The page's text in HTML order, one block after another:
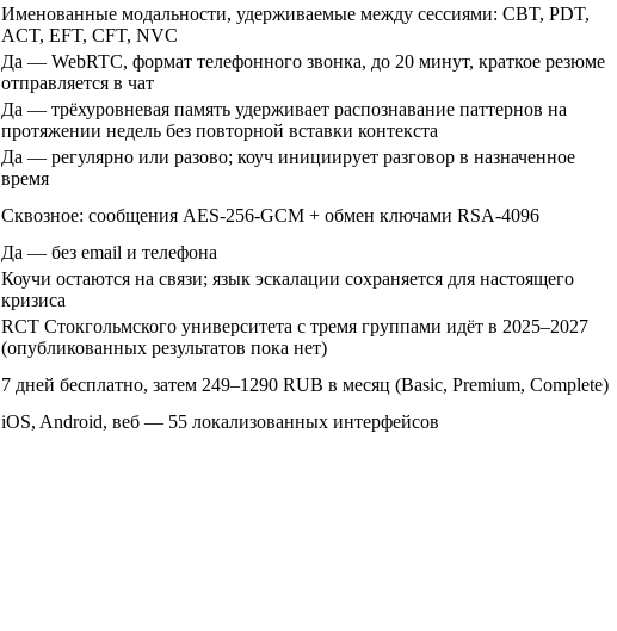
Именованные модальности, удерживаемые между сессиями: CBT, PDT,
ACT, EFT, CFT, NVC
Да — WebRTC, формат телефонного звонка, до 20 минут, краткое резюме
отправляется в чат
Да — трёхуровневая память удерживает распознавание паттернов на
протяжении недель без повторной вставки контекста
Да — регулярно или разово; коуч инициирует разговор в назначенное
время
Сквозное: сообщения AES-256-GCM + обмен ключами RSA-4096
Да — без email и телефона
Коучи остаются на связи; язык эскалации сохраняется для настоящего
кризиса
RCT Стокгольмского университета с тремя группами идёт в 2025–2027
(опубликованных результатов пока нет)
7 дней бесплатно, затем 249–1290 RUB в месяц (Basic, Premium, Complete)
iOS, Android, веб — 55 локализованных интерфейсов